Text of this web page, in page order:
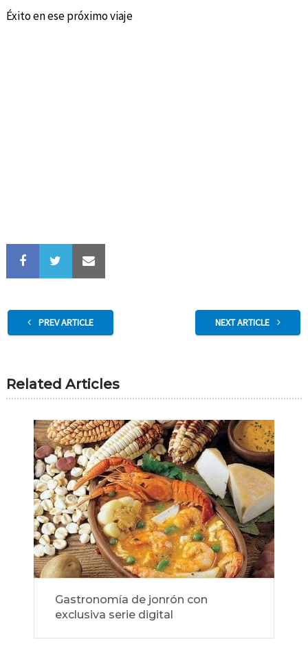
Éxito en ese próximo viaje
PREV ARTICLE NEXT ARTICLE
Related Articles
Gastronomía de jonrón con
exclusiva serie digital